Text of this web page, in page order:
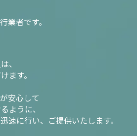
業者です。
、
ます。
安心して
ように、
速に行い、ご提供いたします。